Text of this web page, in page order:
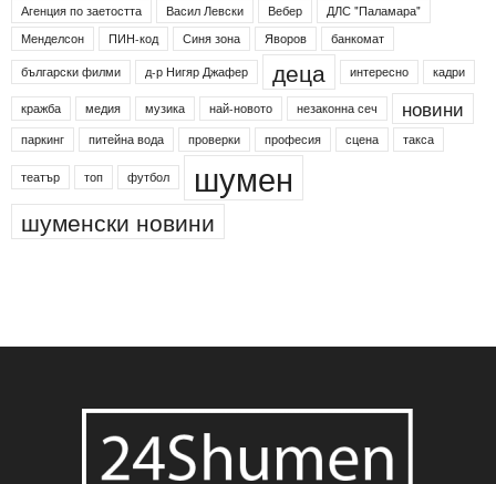
Агенция по заетостта
Васил Левски Вебер
ДЛС "Паламара"
Менделсон
ПИН-код Синя зона Яворов
банкомат
български филми
д-р Нигяр Джафер деца интересно кадри
кражба медия музика най-новото незаконна сеч новини
паркинг питейна вода проверки професия сцена такса
театър топ футбол шумен
шуменски новини